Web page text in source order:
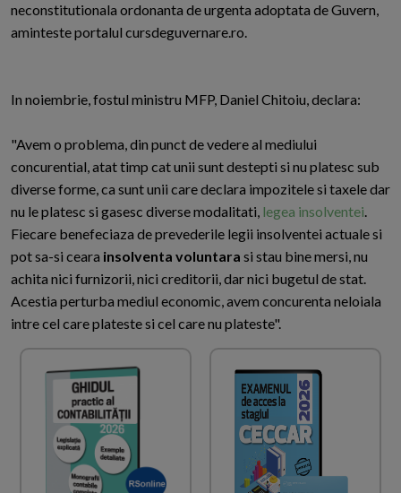
neconstitutionala ordonanta de urgenta adoptata de Guvern,
aminteste portalul cursdeguvernare.ro.
In noiembrie, fostul ministru MFP, Daniel Chitoiu, declara:
"Avem o problema, din punct de vedere al mediului
concurential, atat timp cat unii sunt destepti si nu platesc sub
diverse forme, ca sunt unii care declara impozitele si taxele dar
nu le platesc si gasesc diverse modalitati, legea insolventei.
Fiecare benefeciaza de prevederile legii insolventei actuale si
pot sa-si ceara insolventa voluntara si stau bine mersi, nu
achita nici furnizorii, nici creditorii, dar nici bugetul de stat.
Acestia perturba mediul economic, avem concurenta neloiala
intre cel care plateste si cel care nu plateste".